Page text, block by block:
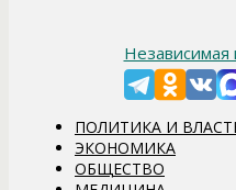
Независимая
ПОЛИТИКА И
ЭКОНОМИКА
ОБЩЕСТВО